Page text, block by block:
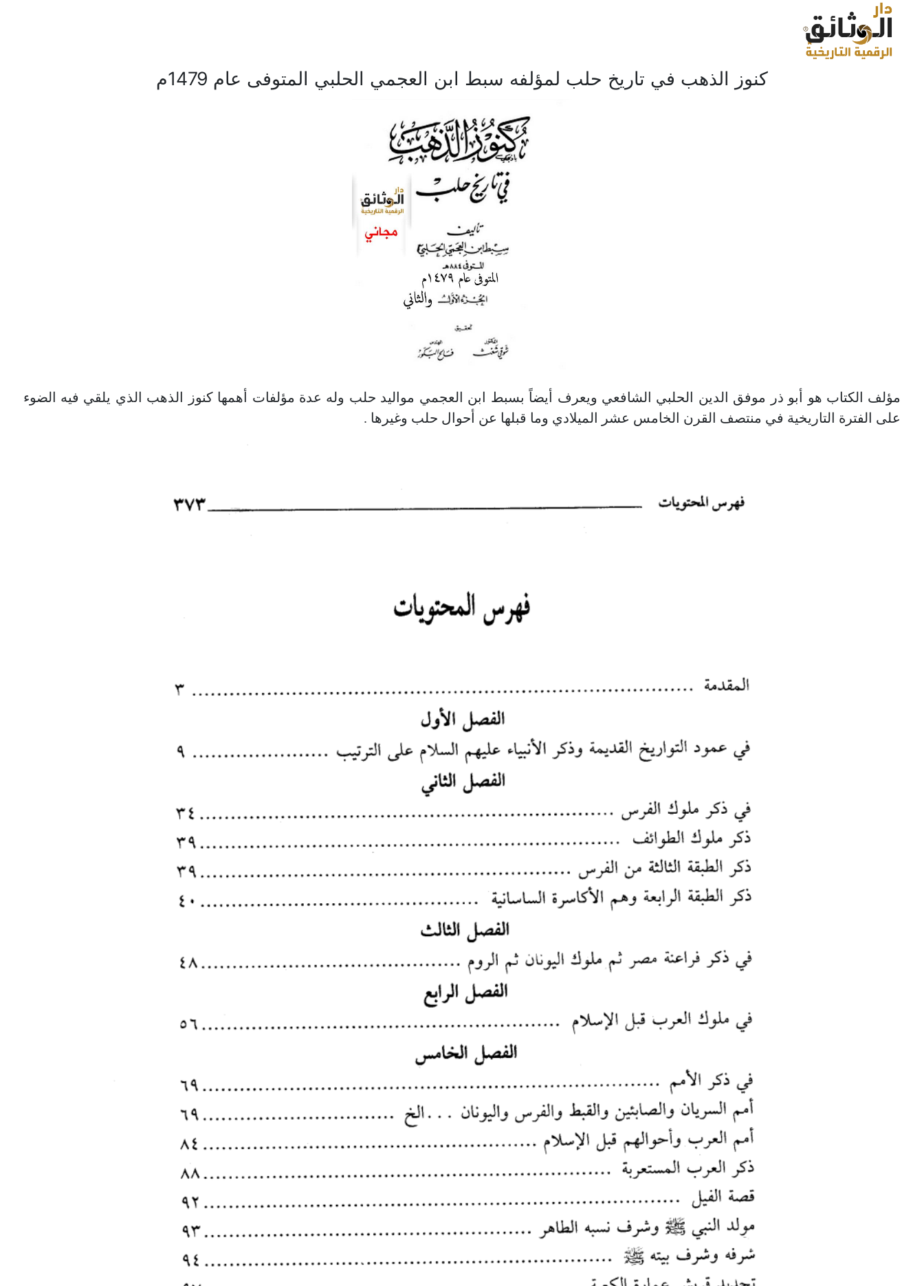
كنوز الذهب في تاريخ حلب لمؤلفه سبط ابن العجمي الحلبي المتوفى عام 1479م
مؤلف الكتاب هو أبو ذر موفق الدين الحلبي الشافعي ويعرف أيضاً بسبط ابن العجمي مواليد حلب وله عدة مؤلفات أهمها كنوز الذهب الذي يلقي فيه الضوء
على الفترة التاريخية في منتصف القرن الخامس عشر الميلادي وما قبلها عن أحوال حلب وغيرها .